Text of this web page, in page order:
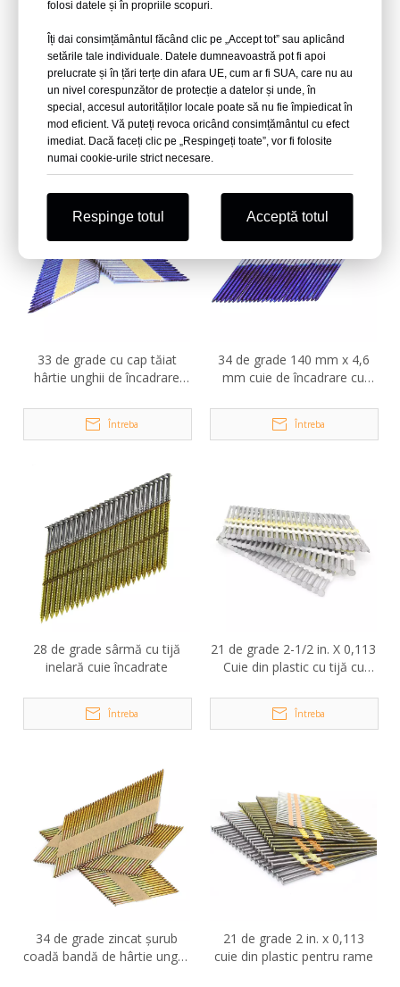
34 de grade 3 inch unghii de
încadrare de hârtie colate
Întreba
28 de grade cu cap tăiat
sârmă sudată cuie pentru
cadru
Întreba
33 de grade cu cap tăiat
hârtie unghii de încadrare
Întreba
34 de grade 140 mm x 4,6
mm cuie de încadrare cu
Întreba
28 de grade sârmă cu tijă
inelară cuie încadrate
Întreba
21 de grade 2-1/2 in. X 0,113
Cuie din plastic cu tijă cu
Întreba
34 de grade zincat șurub
coadă bandă de hârtie unghii
21 de grade 2 in. x 0,113
cuie din plastic pentru rame
folosi datele și în propriile scopuri.
Îți dai consimțământul făcând clic pe „Accept tot” sau aplicând
setările tale individuale. Datele dumneavoastră pot fi apoi
prelucrate și în țări terțe din afara UE, cum ar fi SUA, care nu au
un nivel corespunzător de protecție a datelor și unde, în
special, accesul autorităților locale poate să nu fie împiedicat în
mod eficient. Vă puteți revoca oricând consimțământul cu efect
imediat. Dacă faceți clic pe „Respingeți toate”, vor fi folosite
numai cookie-urile strict necesare.
Respinge totul Acceptă totul